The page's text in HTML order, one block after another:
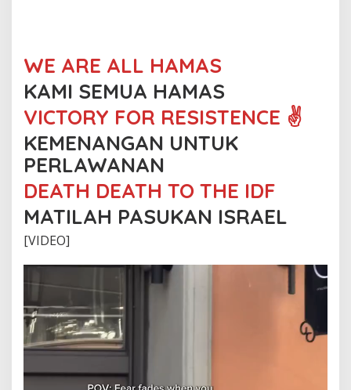
WE ARE ALL HAMAS
KAMI SEMUA HAMAS
VICTORY FOR RESISTENCE ✌️
KEMENANGAN UNTUK
PERLAWANAN
DEATH DEATH TO THE IDF
MATILAH PASUKAN ISRAEL
[VIDEO]